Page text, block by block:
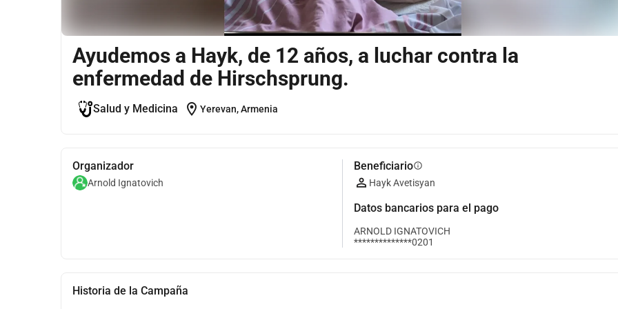
Ayudemos a Hayk, de 12 años, a luchar contra la
enfermedad de Hirschsprung.
Salud y Medicina location_on Yerevan, Armenia
Organizador
Arnold Ignatovich
Beneficiarioinfo
Hayk Avetisyan
Datos bancarios para el pago
ARNOLD IGNATOVICH
**************0201
Historia de la Campaña